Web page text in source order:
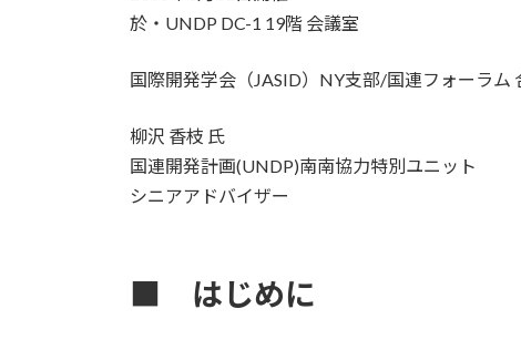
日
時
於・UNDP DC-1 19階 会議室
国際開発学会（JASID）NY支部/国連フォーラム
柳沢 香枝 氏
国連開発計画(UNDP)南南協力特別ユニット
シニアアドバイザー
■ はじめに